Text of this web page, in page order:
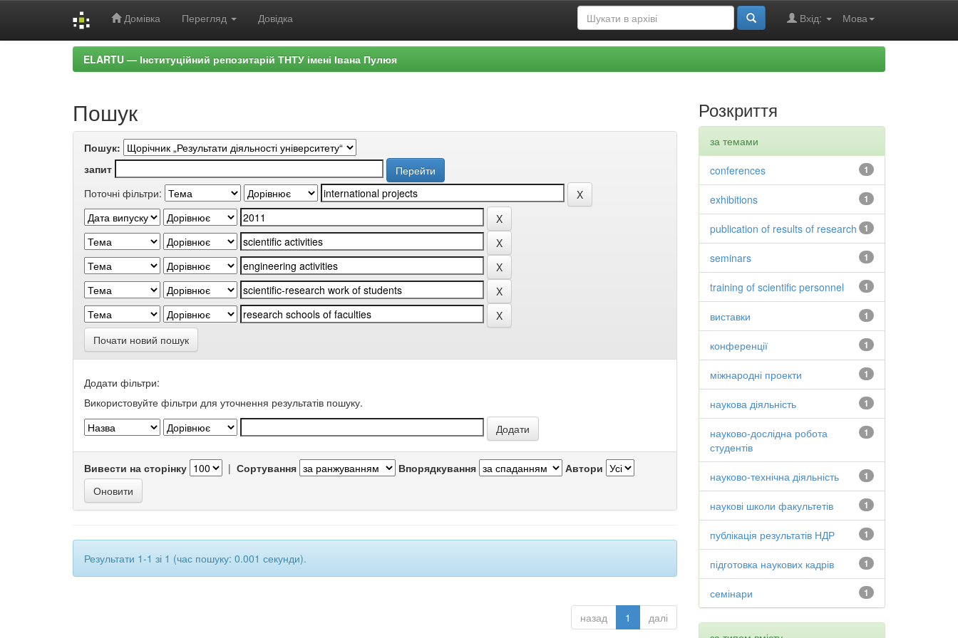
Домівка Перегляд Довідка Мова
Вхід:
ELARTU — Інституційний репозитарій ТНТУ імені Івана Пулюя
Пошук
Пошук:
запит
Поточні фільтри:
Почати новий пошук
Додати фільтри:
Використовуйте фільтри для уточнення результатів пошуку.
Вивести на сторінку | Сортування Впорядкування Автори
Результати 1-1 зі 1 (час пошуку: 0.001 секунди).
назад 1 далі
Розкриття
за темами
1
conferences
1
exhibitions
1
publication of results of research
1
seminars
1
training of scientific personnel
1
виставки
1
конференції
1
міжнародні проекти
1
наукова діяльність
1
науково-дослідна робота
студентів
1
науково-технічна діяльність
1
наукові школи факультетів
1
публікація результатів НДР
1
підготовка наукових кадрів
1
семінари